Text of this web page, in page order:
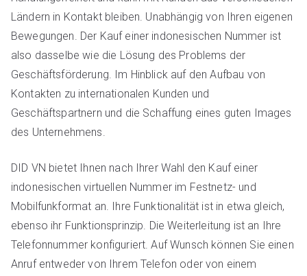
Ländern in Kontakt bleiben. Unabhängig von Ihren eigenen
Bewegungen. Der Kauf einer indonesischen Nummer ist
also dasselbe wie die Lösung des Problems der
Geschäftsförderung. Im Hinblick auf den Aufbau von
Kontakten zu internationalen Kunden und
Geschäftspartnern und die Schaffung eines guten Images
des Unternehmens.
DID VN bietet Ihnen nach Ihrer Wahl den Kauf einer
indonesischen virtuellen Nummer im Festnetz- und
Mobilfunkformat an. Ihre Funktionalität ist in etwa gleich,
ebenso ihr Funktionsprinzip. Die Weiterleitung ist an Ihre
Telefonnummer konfiguriert. Auf Wunsch können Sie einen
Anruf entweder von Ihrem Telefon oder von einem